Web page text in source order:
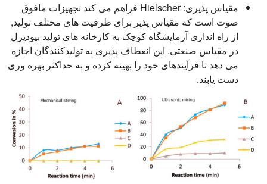
مقیاس پذیری:
Hielscher فراهم می کند تجهیزات مافوق
صوت است که مقیاس پذیر برای ظرفیت های مختلف تولید,
از راه اندازی آزمایشگاه کوچک به کارخانه های تولید بیودیزل
در مقیاس صنعتی. این انعطاف پذیری به تولیدکنندگان اجازه
می دهد تا فرآیندهای خود را بهینه کرده و به حداکثر بهره وری
دست یابند.